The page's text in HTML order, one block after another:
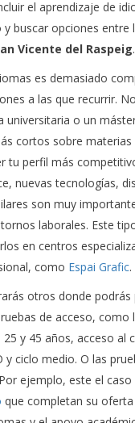
el aprendizaje de
y buscar opciones entre
Vicente del Raspeig.
es demasiado
a las que recurrir.
universitaria o un
cortos sobre materias
tu perfil más
nuevas tecnologías,
son muy
laborales. Este
en centros
como Espai Grafic.
otros donde podrás
de acceso, como
y 45 años, acceso al
y ciclo medio. O las
ejemplo, este el caso
que completan su